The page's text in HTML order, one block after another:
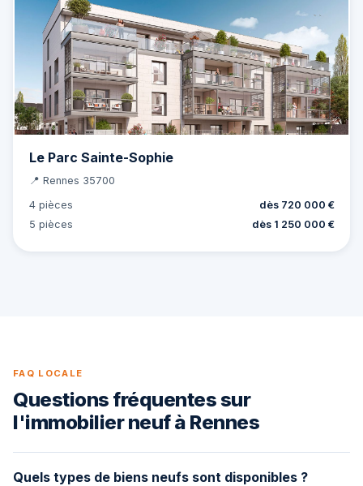
Le Parc Sainte-Sophie
📍 Rennes 35700
4 pièces
dès 720 000 €
5 pièces
dès 1 250 000 €
FAQ LOCALE
Questions fréquentes sur
l'immobilier neuf à Rennes
Quels types de biens neufs sont disponibles ?